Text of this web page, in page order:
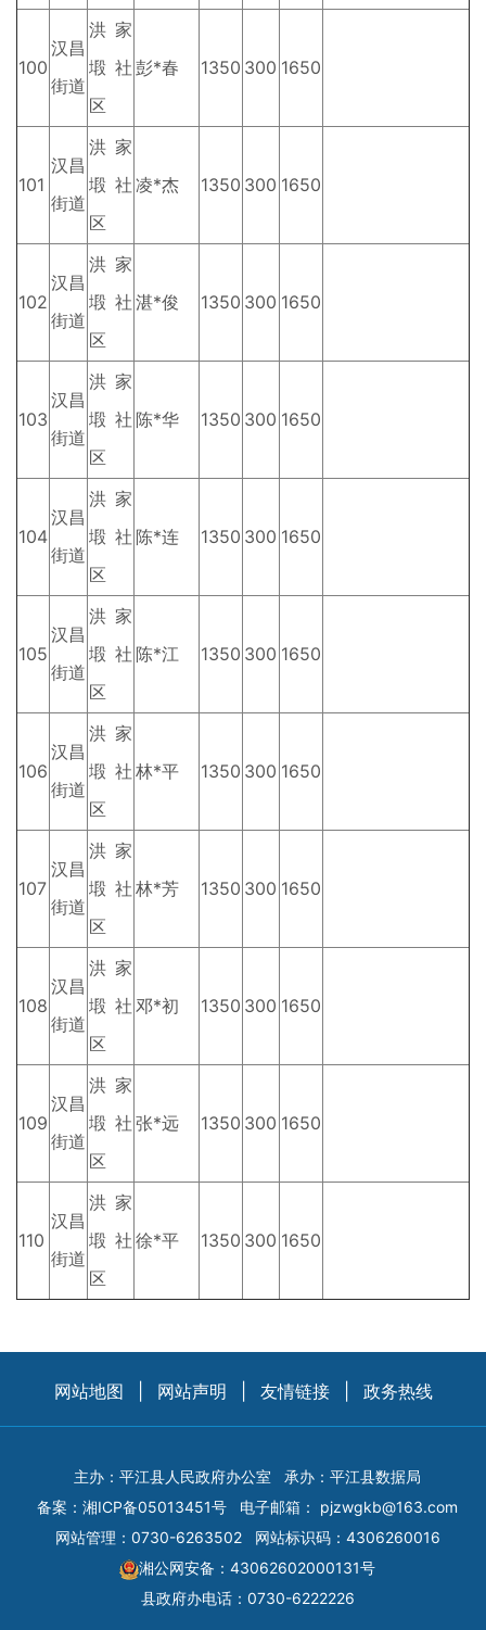
100
汉昌
街道
洪家
塅社
区
彭*春 1350 300 1650
101
汉昌
街道
洪家
塅社
区
凌*杰 1350 300 1650
102
汉昌
街道
洪家
塅社
区
湛*俊 1350 300 1650
103
汉昌
街道
洪家
塅社
区
陈*华 1350 300 1650
104
汉昌
街道
洪家
塅社
区
陈*连 1350 300 1650
105
汉昌
街道
洪家
塅社
区
陈*江 1350 300 1650
106
汉昌
街道
洪家
塅社
区
林*平 1350 300 1650
107
汉昌
街道
洪家
塅社
区
林*芳 1350 300 1650
108
汉昌
街道
洪家
塅社
区
邓*初 1350 300 1650
109
汉昌
街道
洪家
塅社
区
张*远 1350 300 1650
110
汉昌
街道
洪家
塅社
区
徐*平 1350 300 1650
网站地图 网站声明 友情链接 政务热线
主办：平江县人民政府办公室
承办：平江县数据局
备案： 湘ICP备05013451号 电子邮箱： pjzwgkb@163.com
网站管理：0730-6263502
网站标识码：4306260016
湘公网安备：43062602000131号
县政府办电话：0730-6222226